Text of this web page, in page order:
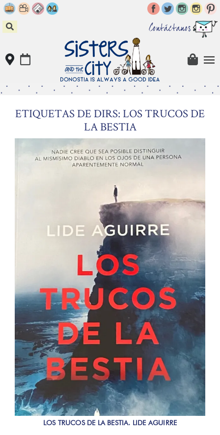
Skip
to
content
Contáctanos
ETIQUETAS DE DIRS: LOS TRUCOS DE
LA BESTIA
LOS TRUCOS DE LA BESTIA. LIDE AGUIRRE